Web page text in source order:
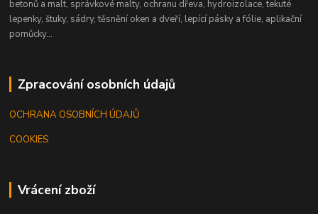
betonů a malt, správkové malty, ochranu dřeva, hydroizolace, tekuté
lepenky, štuky, sádry, těsnění oken a dveří, lepící pásky a fólie, aplikační
pomůcky...
Zpracování osobních údajů
OCHRANA OSOBNÍCH ÚDAJŮ
COOKIES
Vrácení zboží